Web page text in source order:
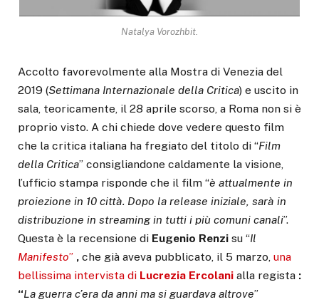
Natalya Vorozhbit.
Accolto favorevolmente alla Mostra di Venezia del
2019 (Settimana Internazionale della Critica) e uscito in
sala, teoricamente, il 28 aprile scorso, a Roma non si è
proprio visto. A chi chiede dove vedere questo film
che la critica italiana ha fregiato del titolo di “Film
della Critica” consigliandone caldamente la visione,
l’ufficio stampa risponde che il film “è attualmente in
proiezione in 10 città. Dopo la release iniziale, sarà in
distribuzione in streaming in tutti i più comuni canali”.
Questa è la recensione di Eugenio Renzi su “Il
Manifesto” , che già aveva pubblicato, il 5 marzo, una
bellissima intervista di Lucrezia Ercolani alla regista :
“La guerra c’era da anni ma si guardava altrove”